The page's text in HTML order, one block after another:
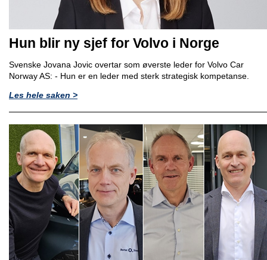
Hun blir ny sjef for Volvo i Norge
Svenske Jovana Jovic overtar som øverste leder for Volvo Car
Norway AS: - Hun er en leder med sterk strategisk kompetanse.
Les hele saken >